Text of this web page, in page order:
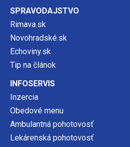
SPRAVODAJSTVO
Rimava.sk
Novohradské.sk
Echoviny.sk
Tip na článok
INFOSERVIS
Inzercia
Obedové menu
Ambulantná pohotovosť
Lekárenská pohotovosť